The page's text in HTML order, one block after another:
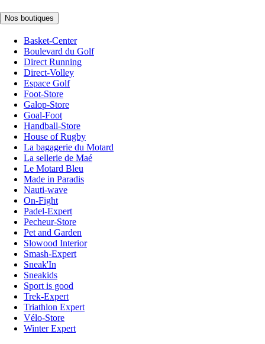
Nos boutiques
Basket-Center
Boulevard du Golf
Direct Running
Direct-Volley
Espace Golf
Foot-Store
Galop-Store
Goal-Foot
Handball-Store
House of Rugby
La bagagerie du Motard
La sellerie de Maé
Le Motard Bleu
Made in Paradis
Nauti-wave
On-Fight
Padel-Expert
Pecheur-Store
Pet and Garden
Slowood Interior
Smash-Expert
Sneak'In
Sneakids
Sport is good
Trek-Expert
Triathlon Expert
Vélo-Store
Winter Expert